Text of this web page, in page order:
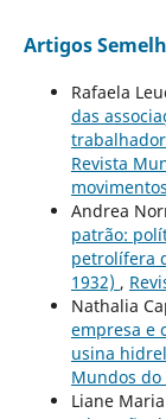
Artigos
Rafaela
das
Revista
Andrea
patrão:
petrolífera
1932) ,
Nathalia
empresa e
usina
Mundos do
Liane